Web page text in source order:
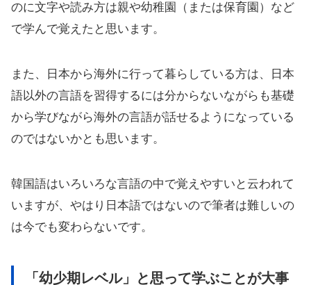
のに文字や読み方は親や幼稚園（または保育園）など
で学んで覚えたと思います。
また、日本から海外に行って暮らしている方は、日本
語以外の言語を習得するには分からないながらも基礎
から学びながら海外の言語が話せるようになっている
のではないかとも思います。
韓国語はいろいろな言語の中で覚えやすいと云われて
いますが、やはり日本語ではないので筆者は難しいの
は今でも変わらないです。
「幼少期レベル」と思って学ぶことが大事